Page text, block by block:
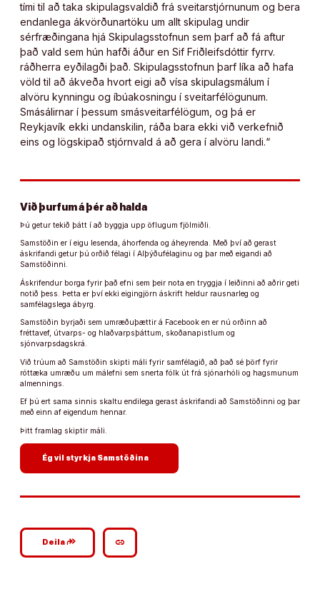
tími til að taka skipulagsvaldið frá sveitarstjórnunum og bera
endanlega ákvörðunartöku um allt skipulag undir
sérfræðingana hjá Skipulagsstofnun sem þarf að fá aftur
það vald sem hún hafði áður en Sif Friðleifsdóttir fyrrv.
ráðherra eyðilagði það. Skipulagsstofnun þarf líka að hafa
völd til að ákveða hvort eigi að vísa skipulagsmálum í
alvöru kynningu og íbúakosningu í sveitarfélögunum.
Smásálirnar í þessum smásveitarfélögum, og þá er
Reykjavík ekki undanskilin, ráða bara ekki við verkefnið
eins og lögskipað stjórnvald á að gera í alvöru landi.“
Við þurfum á þér að halda
Þú getur tekið þátt í að byggja upp öflugum fjölmiðli.
Samstöðin er í eigu lesenda, áhorfenda og áheyrenda. Með því að gerast
áskrifandi getur þú orðið félagi í Alþýðufélaginu og þar með eigandi að
Samstöðinni.
Áskrifendur borga fyrir það efni sem þeir nota en tryggja í leiðinni að aðrir geti
notið þess. Þetta er því ekki eigingjörn áskrift heldur rausnarleg og
samfélagslega ábyrg.
Samstöðin byrjaði sem umræðuþættir á Facebook en er nú orðinn að
fréttavef, útvarps- og hlaðvarpsþáttum, skoðanapistlum og
sjónvarpsdagskrá.
Við trúum að Samstöðin skipti máli fyrir samfélagið, að það sé þörf fyrir
róttæka umræðu um málefni sem snerta fólk út frá sjónarhóli og hagsmunum
almennings.
Ef þú ert sama sinnis skaltu endilega gerast áskrifandi að Samstöðinni og þar
með einn af eigendum hennar.
Þitt framlag skiptir máli.
Ég vil styrkja Samstöðina
Deilagoogle_plus_reshare link